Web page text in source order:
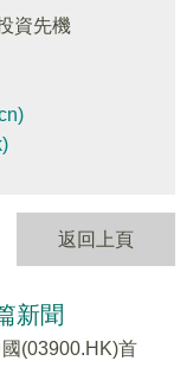
資先機
返回上頁
新聞
(03900.HK)首